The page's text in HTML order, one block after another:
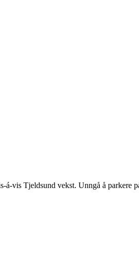
vis Tjeldsund vekst. Unngå å parkere